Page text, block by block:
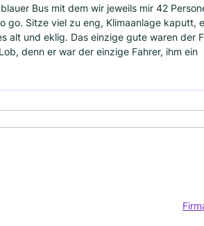
Bus mit dem wir jeweils mir 42
go. Sitze viel zu eng, Klimaanlage kaputt,
alt und eklig. Das einzige gute waren der
denn er war der einzige Fahrer, ihm ein